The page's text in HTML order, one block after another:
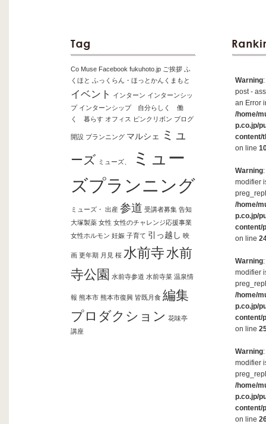
Co Muse Facebook fukuhoto.jp ご挨拶 ふ
くほと ふっくらん・ほっとかんくまもと
イベント インターン インターンシッ
プ インターンシップ 自分らしく 働
く 暮らす オフィス ピンクリボン ブログ
開設 プランニング マルシェ
ミュ
ーズ ミューズ、
ミュー
ズプランニング
ミューズ・ 出産 参道 受講者募集 告知
大塚製薬 女性 女性のチャレンジ応援事業
女性ホルモン 妊娠 子育て 引っ越し 映
画 更年期 月見 桜 水前寺水前
寺公園 水前寺参道 水前寺菜 温泉情
報 熊本市 熊本市復興 皆既月食 編集
プロダクション 花味亭
講座
Warning
post -
an Error
/home/
p.co.jp/
content/
on line
Warning
modifier
/home/
p.co.jp/
content/
on line
Warning
modifier
/home/
p.co.jp/
content/
on line
Warning
modifier
/home/
p.co.jp/
content/
on line